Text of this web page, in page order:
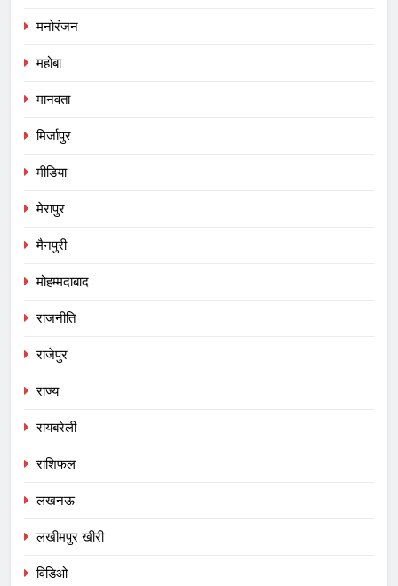
मनोरंजन
महोबा
मानवता
मिर्जापुर
मीडिया
मेरापुर
मैनपुरी
मोहम्मदाबाद
राजनीति
राजेपुर
राज्य
रायबरेली
राशिफल
लखनऊ
लखीमपुर खीरी
विडिओ